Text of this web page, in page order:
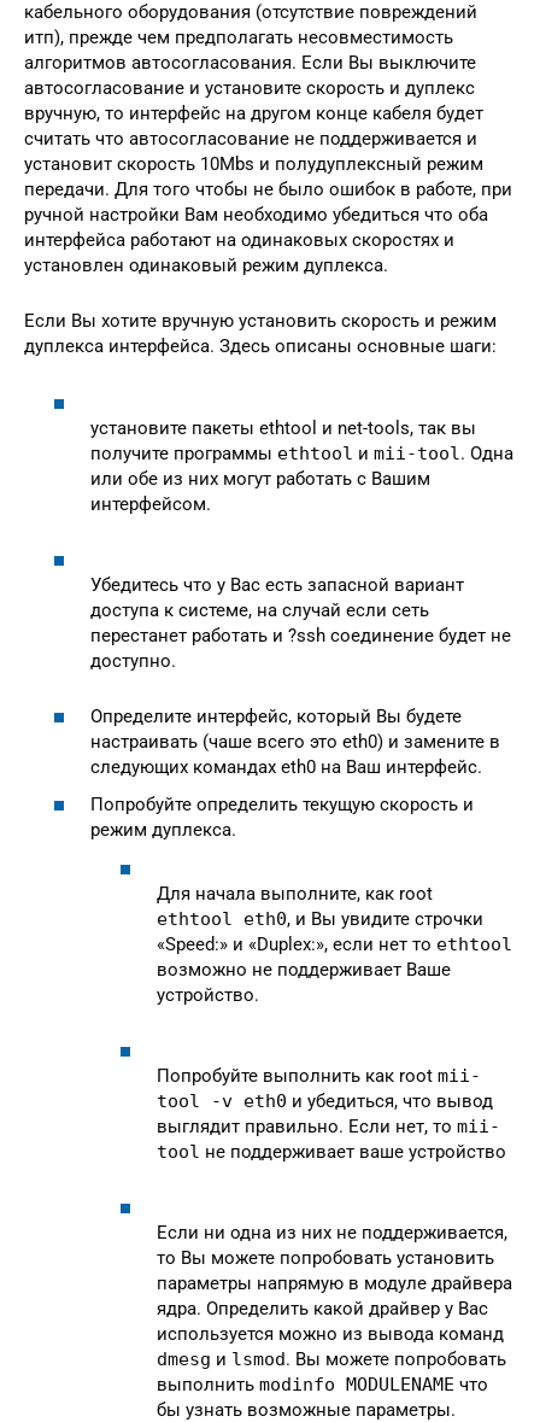
кабельного оборудования (отсутствие повреждений
итп), прежде чем предполагать несовместимость
алгоритмов автосогласования. Если Вы выключите
автосогласование и установите скорость и дуплекс
вручную, то интерфейс на другом конце кабеля будет
считать что автосогласование не поддерживается и
установит скорость 10Mbs и полудуплексный режим
передачи. Для того чтобы не было ошибок в работе, при
ручной настройки Вам необходимо убедиться что оба
интерфейса работают на одинаковых скоростях и
установлен одинаковый режим дуплекса.
Если Вы хотите вручную установить скорость и режим
дуплекса интерфейса. Здесь описаны основные шаги:
установите пакеты ethtool и net-tools, так вы
получите программы ethtool и mii-tool . Одна
или обе из них могут работать с Вашим
интерфейсом.
Убедитесь что у Вас есть запасной вариант
доступа к системе, на случай если сеть
перестанет работать и ?ssh соединение будет не
доступно.
Определите интерфейс, который Вы будете
настраивать (чаше всего это eth0) и замените в
следующих командах eth0 на Ваш интерфейс.
Попробуйте определить текущую скорость и
режим дуплекса.
Для начала выполните, как root
ethtool eth0, и Вы увидите строчки
«Speed:» и «Duplex:», если нет то ethtool
возможно не поддерживает Ваше
устройство.
Попробуйте выполнить как root mii-
tool -v eth0 и убедиться, что вывод
выглядит правильно. Если нет, то mii-
tool не поддерживает ваше устройство
Если ни одна из них не поддерживается,
то Вы можете попробовать установить
параметры напрямую в модуле драйвера
ядра. Определить какой драйвер у Вас
используется можно из вывода команд
dmesg и lsmod. Вы можете попробовать
выполнить modinfo MODULENAME что
бы узнать возможные параметры.